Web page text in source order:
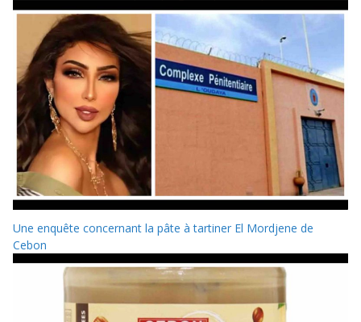
Une enquête concernant la pâte à tartiner El Mordjene de
Cebon